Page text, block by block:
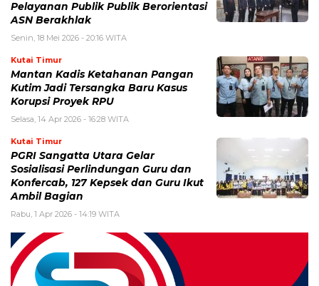
Pelayanan Publik Publik Berorientasi
ASN Berakhlak
Senin, 18 Mei 2026 - 20:16 WITA
Kutai Timur
Mantan Kadis Ketahanan Pangan
Kutim Jadi Tersangka Baru Kasus
Korupsi Proyek RPU
Selasa, 14 Apr 2026 - 16:28 WITA
Kutai Timur
PGRI Sangatta Utara Gelar
Sosialisasi Perlindungan Guru dan
Konfercab, 127 Kepsek dan Guru Ikut
Ambil Bagian
Rabu, 1 Apr 2026 - 14:19 WITA